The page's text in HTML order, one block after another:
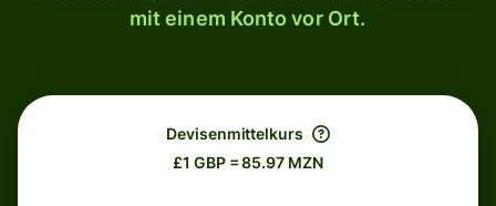
mit einem Konto vor Ort.
Devisenmittelkurs
£1 GBP = 85.97 MZN